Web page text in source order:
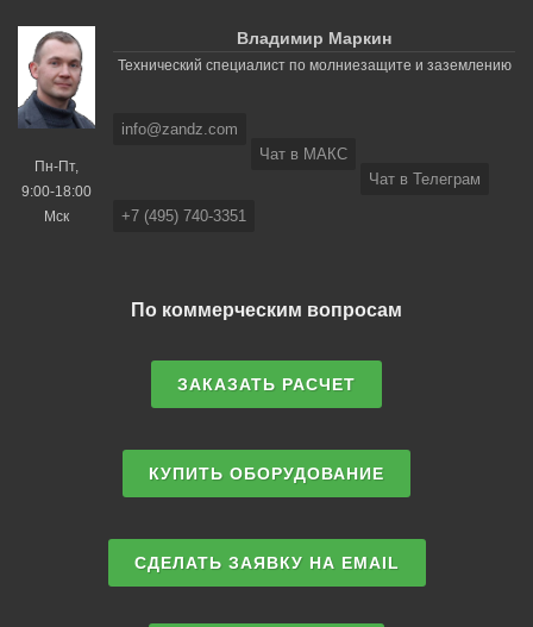
Пн-Пт,
9:00-18:00
Мск
Владимир Маркин
Технический специалист по молниезащите и заземлению
info@zandz.com
Чат в МАКС
Чат в Телеграм
+7 (495) 740-3351
По коммерческим вопросам
ЗАКАЗАТЬ РАСЧЕТ
КУПИТЬ ОБОРУДОВАНИЕ
СДЕЛАТЬ ЗАЯВКУ НА EMAIL